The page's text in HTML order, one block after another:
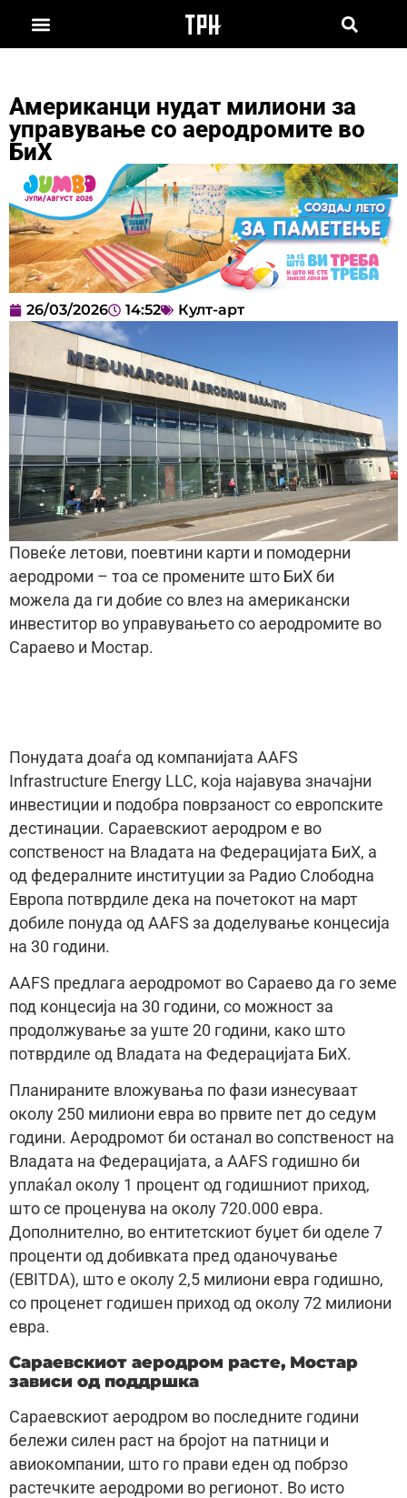
Американци нудат милиони за
управување со аеродромите во
БиХ
26/03/2026 14:52 Култ-арт
Повеќе летови, поевтини карти и помодерни
аеродроми – тоа се промените што БиХ би
можела да ги добие со влез на американски
инвеститор во управувањето со аеродромите во
Сараево и Мостар.
Понудата доаѓа од компанијата AAFS
Infrastructure Energy LLC, која најавува значајни
инвестиции и подобра поврзаност со европските
дестинации. Сараевскиот аеродром е во
сопственост на Владата на Федерацијата БиХ, а
од федералните институции за Радио Слободна
Европа потврдиле дека на почетокот на март
добиле понуда од AAFS за доделување концесија
на 30 години.
AAFS предлага аеродромот во Сараево да го земе
под концесија на 30 години, со можност за
продолжување за уште 20 години, како што
потврдиле од Владата на Федерацијата БиХ.
Планираните вложувања по фази изнесуваат
околу 250 милиони евра во првите пет до седум
години. Аеродромот би останал во сопственост на
Владата на Федерацијата, а AAFS годишно би
уплаќал околу 1 процент од годишниот приход,
што се проценува на околу 720.000 евра.
Дополнително, во ентитетскиот буџет би оделе 7
проценти од добивката пред оданочување
(EBITDA), што е околу 2,5 милиони евра годишно,
со проценет годишен приход од околу 72 милиони
евра.
Сараевскиот аеродром расте, Мостар
зависи од поддршка
Сараевскиот аеродром во последните години
бележи силен раст на бројот на патници и
авиокомпании, што го прави еден од побрзо
растечките аеродроми во регионот. Во исто